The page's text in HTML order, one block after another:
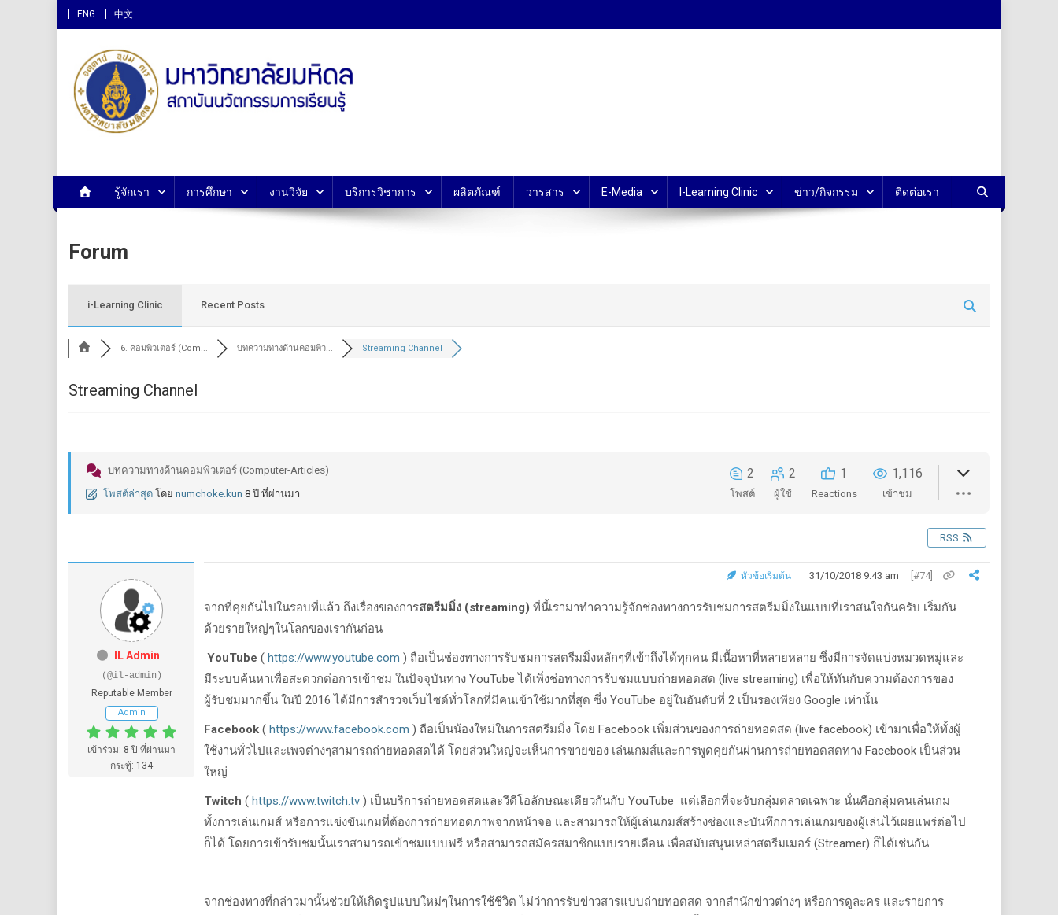
ENG 中文
สถาบันนวัตกรรมการเรียนรู้ ม.มหิดล
รู้จักเรา การศึกษา งานวิจัย บริการวิชาการ ผลิตภัณฑ์ วารสาร E-Media I-Learning Clinic ข่าว/กิจกรรม ติดต่อเรา
Forum
i-Learning Clinic Recent Posts
6. คอมพิวเตอร์ (Com... บทความทางด้านคอมพิว... Streaming Channel
Streaming Channel
บทความทางด้านคอมพิวเตอร์ (Computer-Articles)
โพสต์ล่าสุด โดย numchoke.kun 8 ปี ที่ผ่านมา
2
โพสต์
2
ผู้ใช้
1
Reactions
1,116
เข้าชม
RSS
IL Admin
(@il-admin)
Reputable Member
Admin
เข้าร่วม: 8 ปี ที่ผ่านมา
กระทู้: 134
หัวข้อเริ่มต้น 31/10/2018 9:43 am [#74]
จากที่คุยกันไปในรอบที่แล้ว ถึงเรื่องของการสตรีมมิ่ง (streaming) ที่นี้เรามาทำความรู้จักช่องทางการรับชมการสตรีมมิ่งในแบบที่เราสนใจกันครับ เริ่มกัน
ด้วยรายใหญ่ๆในโลกของเรากันก่อน
YouTube ( https://www.youtube.com ) ถือเป็นช่องทางการรับชมการสตรีมมิ่งหลักๆที่เข้าถึงได้ทุกคน มีเนื้อหาที่หลายหลาย ซึ่งมีการจัดแบ่งหมวดหมู่และ
มีระบบค้นหาเพื่อสะดวกต่อการเข้าชม ในปัจจุบันทาง YouTube ได้เพิ่งช่อทางการรับชมแบบถ่ายทอดสด (live streaming) เพื่อให้ทันกับความต้องการของ
ผู้รับชมมากขึ้น ในปี 2016 ได้มีการสำรวจเว็บไซด์ทั่วโลกที่มีคนเข้าใช้มากที่สุด ซึ่ง YouTube อยู่ในอันดับที่ 2 เป็นรองเพียง Google เท่านั้น
Facebook ( https://www.facebook.com ) ถือเป็นน้องใหม่ในการสตรีมมิ่ง โดย Facebook เพิ่มส่วนของการถ่ายทอดสด (live facebook) เข้ามาเพื่อให้ทั้งผู้
ใช้งานทั่วไปและเพจต่างๆสามารถถ่ายทอดสดได้ โดยส่วนใหญ่จะเห็นการขายของ เล่นเกมส์และการพูดคุยกันผ่านการถ่ายทอดสดทาง Facebook เป็นส่วน
ใหญ่
Twitch ( https://www.twitch.tv ) เป็นบริการถ่ายทอดสดและวีดีโอลักษณะเดียวกันกับ YouTube แต่เลือกที่จะจับกลุ่มตลาดเฉพาะ นั่นคือกลุ่มคนเล่นเกม
ทั้งการเล่นเกมส์ หรือการแข่งขันเกมที่ต้องการถ่ายทอดภาพจากหน้าจอ และสามารถให้ผู้เล่นเกมส์สร้างช่องและบันทึกการเล่นเกมของผู้เล่นไว้เผยแพร่ต่อไป
ก็ได้ โดยการเข้ารับชมนั้นเราสามารถเข้าชมแบบฟรี หรือสามารถสมัครสมาชิกแบบรายเดือน เพื่อสมับสนุนเหล่าสตรีมเมอร์ (Streamer) ก็ได้เช่นกัน
จากช่องทางที่กล่าวมานั้นช่วยให้เกิดรูปแบบใหม่ๆในการใช้ชีวิต ไม่ว่าการรับข่าวสารแบบถ่ายทอดสด จากสำนักข่าวต่างๆ หรือการดูละคร และรายการ